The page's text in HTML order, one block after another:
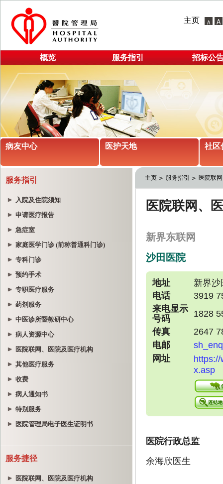
主页
概览 服务指引 招标公
病友中心 医护天地 社区
服务指引
入院及住院须知
申请医疗报告
急症室
家庭医学门诊 (前称普通科门诊)
专科门诊
预约手术
专职医疗服务
药剂服务
中医诊所暨教研中心
病人资源中心
医院联网、医院及医疗机构
其他医疗服务
收费
病人通知书
特别服务
医院管理局电子医生证明书
服务捷径
医院联网、医院及医疗机构
主页 服务指引 医院联